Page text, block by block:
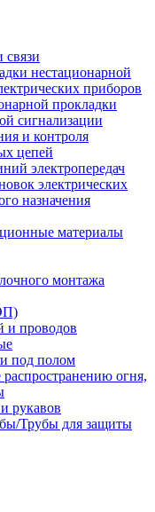
связи
нестационарной
приборов
прокладки
сигнализации
и контроля
цепей
электропередач
электрических
назначения
материалы
монтажа
и проводов
под полом
огня,
рукавов
Трубы для защиты